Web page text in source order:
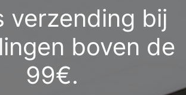
verzending bij
boven de
99€.